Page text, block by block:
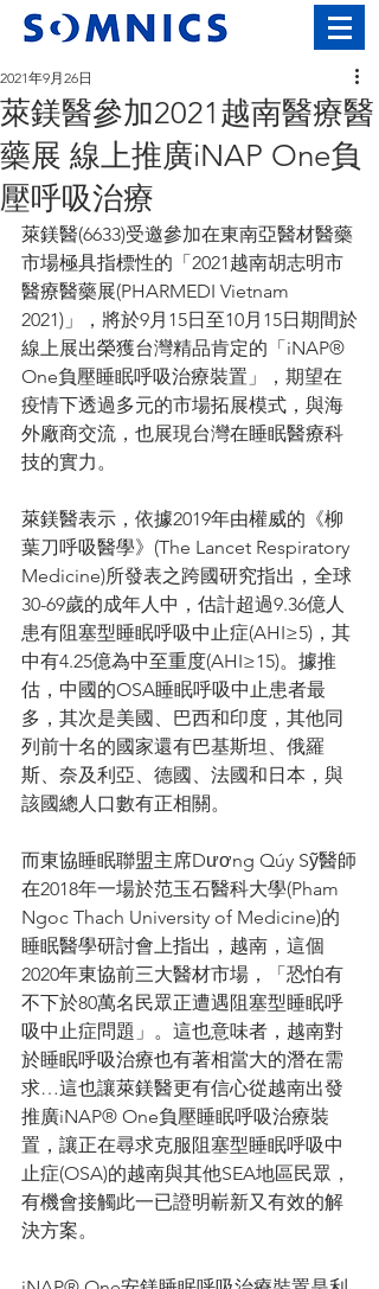
萊鎂醫參加2021越南醫療醫
藥展 線上推廣iNAP One負
壓呼吸治療
2021年9月26日
萊鎂醫(6633)受邀參加在東南亞醫材醫藥
市場極具指標性的「2021越南胡志明市
醫療醫藥展(PHARMEDI Vietnam
2021)」，將於9月15日至10月15日期間於
線上展出榮獲台灣精品肯定的「iNAP®
One負壓睡眠呼吸治療裝置」，期望在
疫情下透過多元的市場拓展模式，與海
外廠商交流，也展現台灣在睡眠醫療科
技的實力。
萊鎂醫表示，依據2019年由權威的《柳
葉刀呼吸醫學》(The Lancet Respiratory
Medicine)所發表之跨國研究指出，全球
30-69歲的成年人中，估計超過9.36億人
患有阻塞型睡眠呼吸中止症(AHI≥5)，其
中有4.25億為中至重度(AHI≥15)。據推
估，中國的OSA睡眠呼吸中止患者最
多，其次是美國、巴西和印度，其他同
列前十名的國家還有巴基斯坦、俄羅
斯、奈及利亞、德國、法國和日本，與
該國總人口數有正相關。
而東協睡眠聯盟主席Dương Qúy Sỹ醫師
在2018年一場於范玉石醫科大學(Pham
Ngoc Thach University of Medicine)的
睡眠醫學研討會上指出，越南，這個
2020年東協前三大醫材市場，「恐怕有
不下於80萬名民眾正遭遇阻塞型睡眠呼
吸中止症問題」。這也意味者，越南對
於睡眠呼吸治療也有著相當大的潛在需
求…這也讓萊鎂醫更有信心從越南出發
推廣iNAP® One負壓睡眠呼吸治療裝
置，讓正在尋求克服阻塞型睡眠呼吸中
止症(OSA)的越南與其他SEA地區民眾，
有機會接觸此一已證明嶄新又有效的解
決方案。